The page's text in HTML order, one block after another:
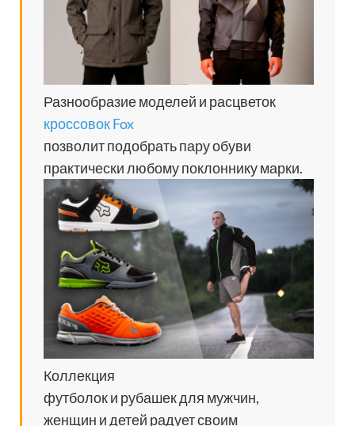
Разнообразие моделей и расцветок
кроссовок Fox
позволит подобрать пару обуви
практически любому поклоннику марки.
Коллекция
футболок и рубашек для мужчин,
женщин и детей радует своим